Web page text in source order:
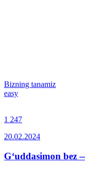
Bizning tanamiz
easy
1 247
20.02.2024
G‘uddasimon bez